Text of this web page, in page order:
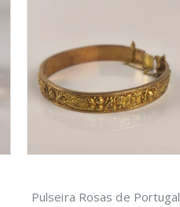
Pulseira Rosas de Portugal